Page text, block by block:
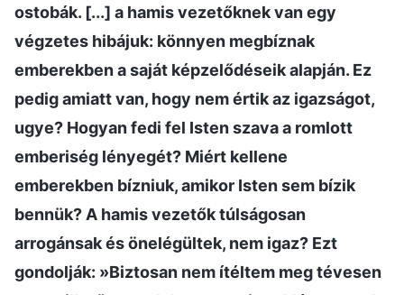
ostobák. [...] a hamis vezetőknek van egy
végzetes hibájuk: könnyen megbíznak
emberekben a saját képzelődéseik alapján. Ez
pedig amiatt van, hogy nem értik az igazságot,
ugye? Hogyan fedi fel Isten szava a romlott
emberiség lényegét? Miért kellene
emberekben bízniuk, amikor Isten sem bízik
bennük? A hamis vezetők túlságosan
arrogánsak és önelégültek, nem igaz? Ezt
gondolják: »Biztosan nem ítéltem meg tévesen